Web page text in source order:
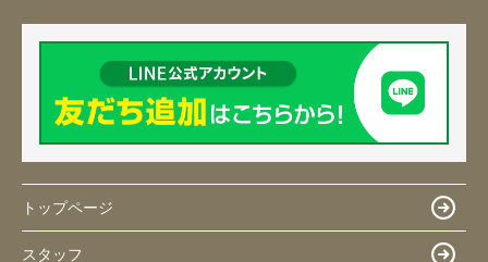
トップページ
スタッフ